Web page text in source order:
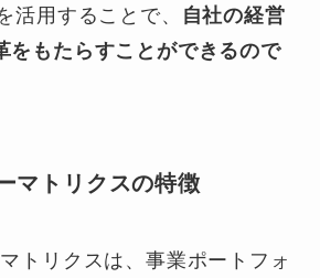
活用することで、
自社の経営
をもたらすことができるので
マトリクスの特徴
トリクスは、事業ポートフォ